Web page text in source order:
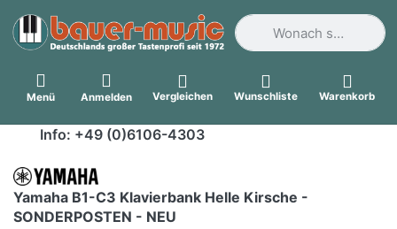
Geben Sie einen
Menü Anmelden Vergleichen Wunschliste Warenkorb
Info: +49 (0)6106-4303
Yamaha B1-C3 Klavierbank Helle Kirsche -
SONDERPOSTEN - NEU